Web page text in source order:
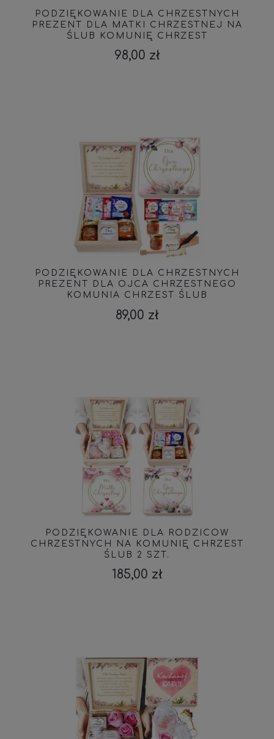
PODZIĘKOWANIE DLA CHRZESTNYCH
PREZENT DLA MATKI CHRZESTNEJ NA
ŚLUB KOMUNIĘ CHRZEST
98,00 zł
PODZIĘKOWANIE DLA CHRZESTNYCH
PREZENT DLA OJCA CHRZESTNEGO
KOMUNIA CHRZEST ŚLUB
89,00 zł
PODZIĘKOWANIE DLA RODZICÓW
CHRZESTNYCH NA KOMUNIĘ CHRZEST
ŚLUB 2 SZT.
185,00 zł